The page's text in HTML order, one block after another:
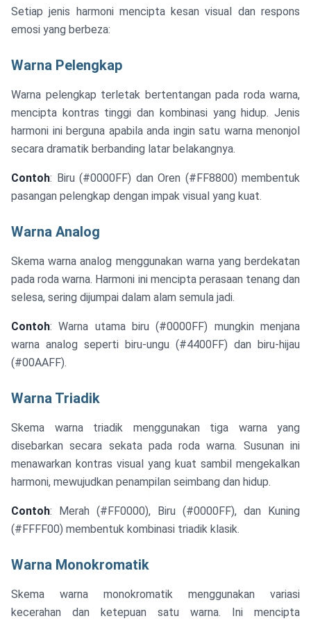
Setiap jenis harmoni mencipta kesan visual dan respons
emosi yang berbeza:
Warna Pelengkap
Warna pelengkap terletak bertentangan pada roda warna,
mencipta kontras tinggi dan kombinasi yang hidup. Jenis
harmoni ini berguna apabila anda ingin satu warna menonjol
secara dramatik berbanding latar belakangnya.
Contoh: Biru (#0000FF) dan Oren (#FF8800) membentuk
pasangan pelengkap dengan impak visual yang kuat.
Warna Analog
Skema warna analog menggunakan warna yang berdekatan
pada roda warna. Harmoni ini mencipta perasaan tenang dan
selesa, sering dijumpai dalam alam semula jadi.
Contoh: Warna utama biru (#0000FF) mungkin menjana
warna analog seperti biru-ungu (#4400FF) dan biru-hijau
(#00AAFF).
Warna Triadik
Skema warna triadik menggunakan tiga warna yang
disebarkan secara sekata pada roda warna. Susunan ini
menawarkan kontras visual yang kuat sambil mengekalkan
harmoni, mewujudkan penampilan seimbang dan hidup.
Contoh: Merah (#FF0000), Biru (#0000FF), dan Kuning
(#FFFF00) membentuk kombinasi triadik klasik.
Warna Monokromatik
Skema warna monokromatik menggunakan variasi
kecerahan dan ketepuan satu warna. Ini mencipta